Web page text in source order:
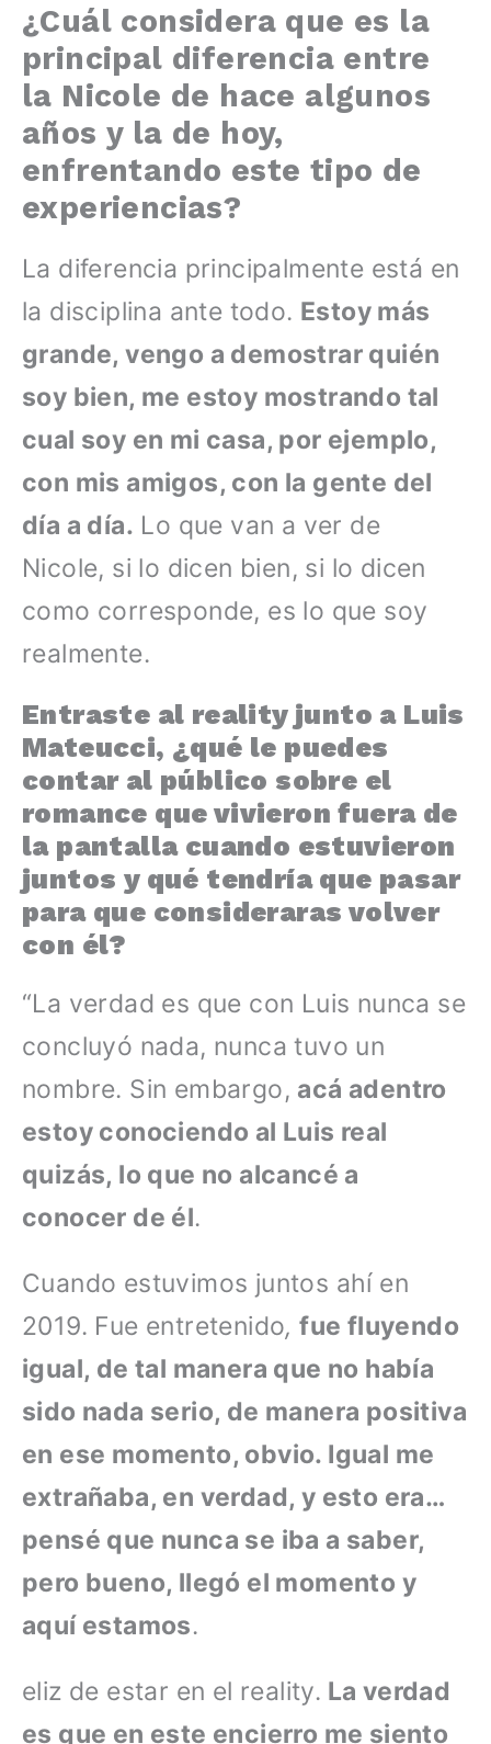
¿Cuál considera que es la
principal diferencia entre
la Nicole de hace algunos
años y la de hoy,
enfrentando este tipo de
experiencias?
La diferencia principalmente está en
la disciplina ante todo. Estoy más
grande, vengo a demostrar quién
soy bien, me estoy mostrando tal
cual soy en mi casa, por ejemplo,
con mis amigos, con la gente del
día a día. Lo que van a ver de
Nicole, si lo dicen bien, si lo dicen
como corresponde, es lo que soy
realmente.
Entraste al reality junto a Luis
Mateucci, ¿qué le puedes
contar al público sobre el
romance que vivieron fuera de
la pantalla cuando estuvieron
juntos y qué tendría que pasar
para que consideraras volver
con él?
“La verdad es que con Luis nunca se
concluyó nada, nunca tuvo un
nombre. Sin embargo, acá adentro
estoy conociendo al Luis real
quizás, lo que no alcancé a
conocer de él.
Cuando estuvimos juntos ahí en
2019. Fue entretenido,fue fluyendo
igual, de tal manera que no había
sido nada serio, de manera positiva
en ese momento, obvio. Igual me
extrañaba, en verdad, y esto era…
pensé que nunca se iba a saber,
pero bueno, llegó el momento y
aquí estamos.
eliz de estar en el reality. La verdad
es que en este encierro me siento